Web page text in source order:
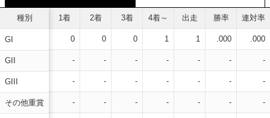
種別
GI
GII
GIII
その他重賞
1着 2着 3着 4着～ 出走 勝率 連対率
0 0 0 1 1 .000 .000
- - - - - - -
- - - - - - -
- - - - - - -